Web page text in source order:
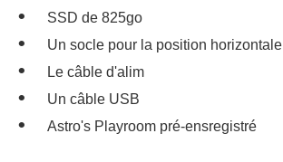
SSD de 825go
Un socle pour la position horizontale
Le câble d'alim
Un câble USB
Astro's Playroom pré-ensregistré